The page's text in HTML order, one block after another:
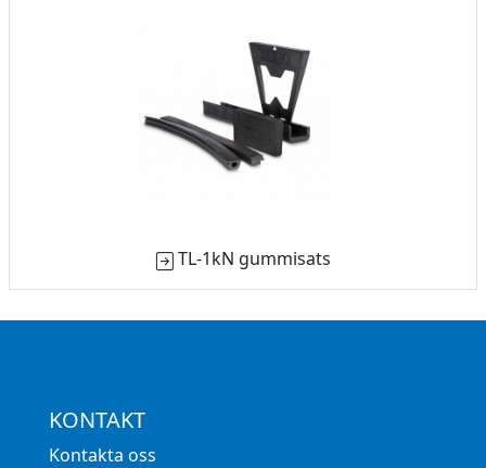
TL-1kN gummisats
KONTAKT
Kontakta oss